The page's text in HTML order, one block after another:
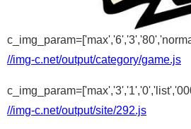
//img-c.net/output/category/game.js
//img-c.net/output/site/292.js